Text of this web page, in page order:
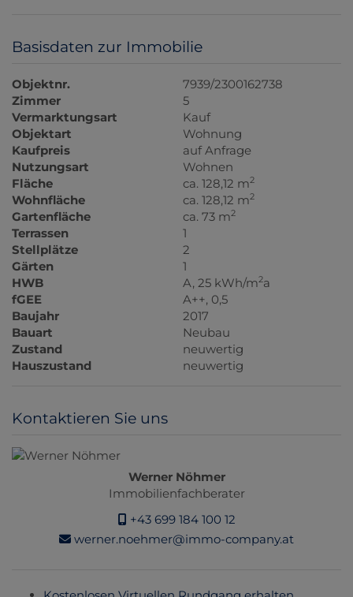
Basisdaten zur Immobilie
Objektnr.
7939/2300162738
Zimmer
5
Vermarktungsart
Kauf
Objektart
Wohnung
Kaufpreis
auf Anfrage
Nutzungsart
Wohnen
Fläche
ca. 128,12 m2
Wohnfläche ca. 128,12 m2
Gartenfläche ca. 73 m2
Terrassen
1
Stellplätze
2
Gärten
1
HWB
A, 25 kWh/m2a
fGEE
A++, 0,5
Baujahr
2017
Bauart
Neubau
Zustand
neuwertig
Hauszustand
neuwertig
Kontaktieren Sie uns
Werner Nöhmer
Immobilienfachberater
+43 699 184 100 12
werner.noehmer@immo-company.at